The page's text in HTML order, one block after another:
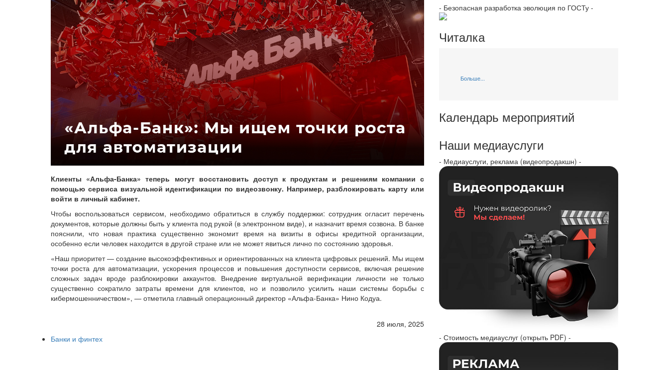
Клиенты «Альфа-Банка» теперь могут восстановить доступ к продуктам и решениям компании с
помощью сервиса визуальной идентификации по видеозвонку. Например, разблокировать карту или
войти в личный кабинет.
Чтобы воспользоваться сервисом, необходимо обратиться в службу поддержки: сотрудник огласит перечень
документов, которые должны быть у клиента под рукой (в электронном виде), и назначит время созвона. В банке
пояснили, что новая практика существенно экономит время на визиты в офисы кредитной организации,
особенно если человек находится в другой стране или не может явиться лично по состоянию здоровья.
«Наш приоритет — создание высокоэффективных и ориентированных на клиента цифровых решений. Мы ищем
точки роста для автоматизации, ускорения процессов и повышения доступности сервисов, включая решение
сложных задач вроде разблокировки аккаунтов. Внедрение виртуальной верификации личности не только
существенно сократило затраты времени для клиентов, но и позволило усилить наши системы борьбы с
кибермошенничеством», — отметила главный операционный директор «Альфа-Банка» Нино Кодуа.
28 июля, 2025
Банки и финтех
- Безопасная разработка эволюция по ГОСТу -
Читалка
Больше...
Календарь мероприятий
Наши медиауслуги
- Медиауслуги, реклама (видеопродакшн) -
- Стоимость медиауслуг (открыть PDF) -